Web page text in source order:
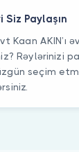
Siz Paylaşın
Kaan AKIN’ı
Rəylərinizi
seçim